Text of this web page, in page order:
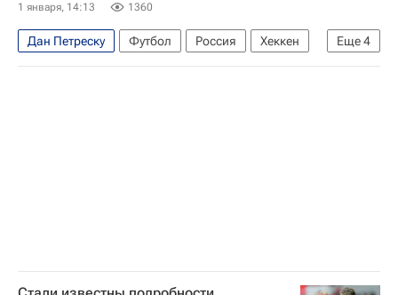
1 января, 14:13 1360
Еще4
Дан Петреску Футбол Россия
Хеккен
Челси
Кубань